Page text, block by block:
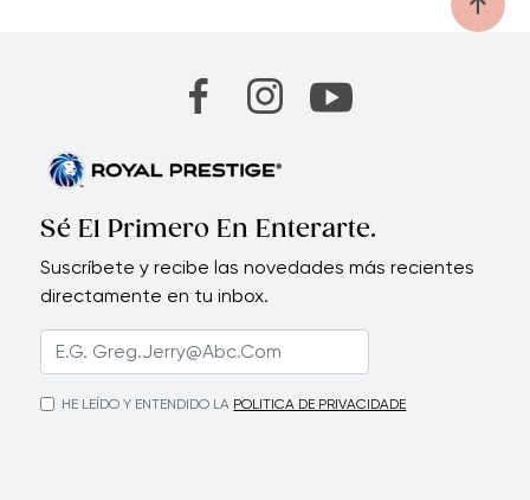
Sé El Primero En Enterarte.
Suscríbete y recibe las novedades más recientes
directamente en tu inbox.
HE LEÍDO Y ENTENDIDO LA POLITICA DE PRIVACIDADE